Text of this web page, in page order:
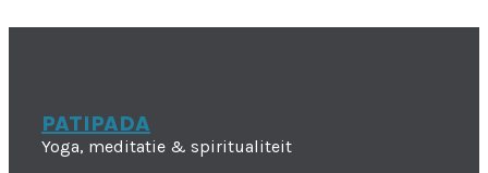
PATIPADA
Yoga, meditatie & spiritualiteit